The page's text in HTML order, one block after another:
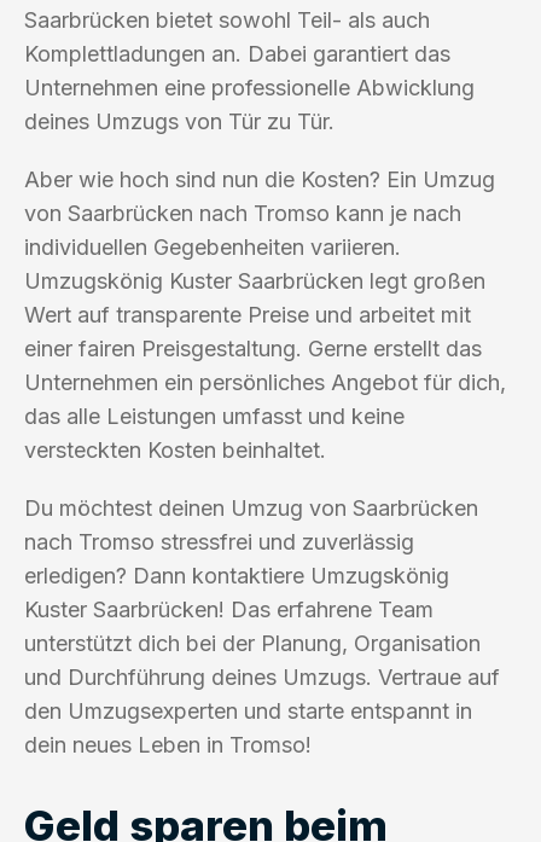
Saarbrücken bietet sowohl Teil- als auch
Komplettladungen an. Dabei garantiert das
Unternehmen eine professionelle Abwicklung
deines Umzugs von Tür zu Tür.
Aber wie hoch sind nun die Kosten? Ein Umzug
von Saarbrücken nach Tromso kann je nach
individuellen Gegebenheiten variieren.
Umzugskönig Kuster Saarbrücken legt großen
Wert auf transparente Preise und arbeitet mit
einer fairen Preisgestaltung. Gerne erstellt das
Unternehmen ein persönliches Angebot für dich,
das alle Leistungen umfasst und keine
versteckten Kosten beinhaltet.
Du möchtest deinen Umzug von Saarbrücken
nach Tromso stressfrei und zuverlässig
erledigen? Dann kontaktiere Umzugskönig
Kuster Saarbrücken! Das erfahrene Team
unterstützt dich bei der Planung, Organisation
und Durchführung deines Umzugs. Vertraue auf
den Umzugsexperten und starte entspannt in
dein neues Leben in Tromso!
Geld sparen beim